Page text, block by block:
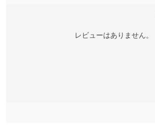
レビューはありません。